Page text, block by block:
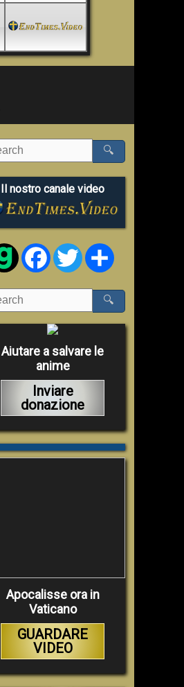
🔍
Il nostro canale video
FacebookTwitter
🔍
Aiutare a salvare le
anime
Inviare
donazione
Apocalisse ora in
Vaticano
GUARDARE
VIDEO